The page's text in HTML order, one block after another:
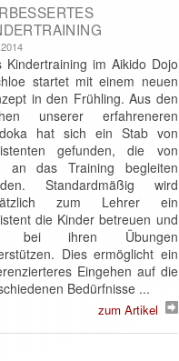
Kindertraining im Aikido Dojo
startet mit einem neuen
in den Frühling. Aus den
unserer erfahreneren
hat sich ein Stab von
gefunden, die von
an das Training begleiten
Standardmäßig wird
zum Lehrer ein
die Kinder betreuen und
bei ihren Übungen
Dies ermöglicht ein
Eingehen auf die
Bedürfnisse ...
zum Artikel